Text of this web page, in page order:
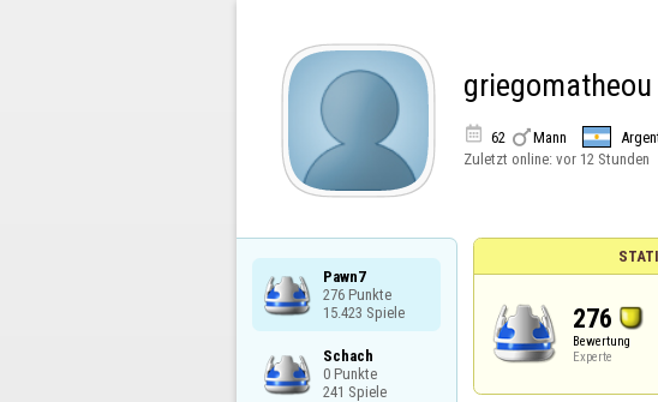
griegomatheou
 62 Mann
Zuletzt online: vor 12 Stunden
Pawn7
276 Punkte
15.423 Spiele
Schach
0 Punkte
241 Spiele
276
Bewertung
Experte